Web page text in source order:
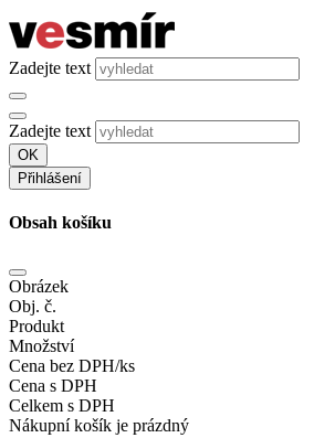
Zadejte text
Zadejte text
OK
Přihlášení
Obsah košíku
Obrázek
Obj. č.
Produkt
Množství
Cena bez DPH/ks
Cena s DPH
Celkem s DPH
Nákupní košík je prázdný